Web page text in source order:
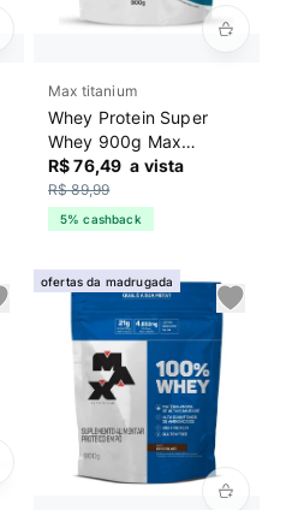
Max titanium
Whey Protein Super
Whey 900g Max
Titanium Morango
R$ 76,49 a vista
R$ 89,99
5% cashback
ofertas da madrugada